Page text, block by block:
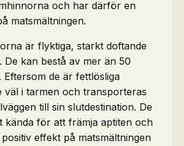
och har därför en
matsmältningen.
är flyktiga, starkt doftande
De kan bestå av mer än 50
Eftersom de är fettlösliga
väl i tarmen och transporteras
till sin slutdestination. De
kända för att främja aptiten och
effekt på matsmältningen